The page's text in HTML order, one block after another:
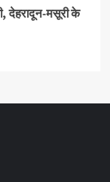
देहरादून-मसूरी के